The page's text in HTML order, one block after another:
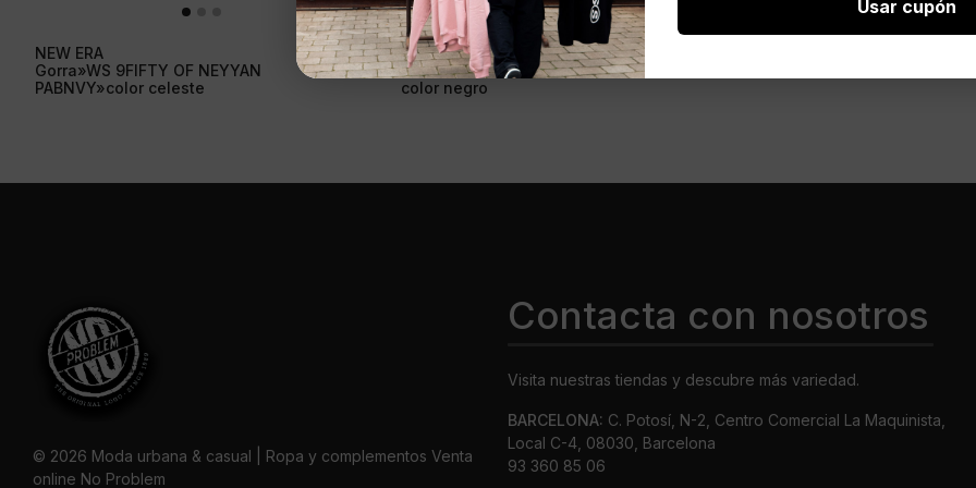
NEW ERA
Gorra»WS 9FIFTY OF NEYYAN
PABNVY»color celeste
45,00 €
NEW ERA Gorra » STRETCH
SNAP 9FIFTY LOSLAK BLKOTC »
color negro
© 2026 Moda urbana & casual | Ropa y complementos Venta
online No Problem
Contacta con nosotros
Visita nuestras tiendas y descubre más variedad.
BARCELONA: C. Potosí, N-2, Centro Comercial La Maquinista,
Local C-4, 08030, Barcelona
93 360 85 06
Usar cupón